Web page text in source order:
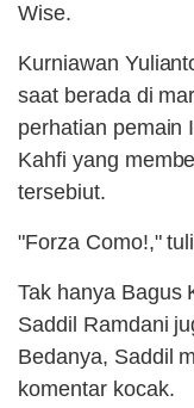
Wise.
Kurniawan
saat berada di
perhatian pemain
Kahfi yang
tersebiut.
"Forza Como!,"
Tak hanya Bagus
Saddil Ramdani
Bedanya, Saddil
komentar kocak.